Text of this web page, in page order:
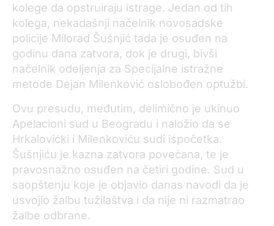
kolege da opstruiraju istrage. Jedan od tih
kolega, nekadašnji načelnik novosadske
policije Milorad Šušnjić tada je osuđen na
godinu dana zatvora, dok je drugi, bivši
načelnik odeljenja za Specijalne istražne
metode Dejan Milenković oslobođen optužbi.
Ovu presudu, međutim, delimično je ukinuo
Apelacioni sud u Beogradu i naložio da se
Hrkalovićki i Milenkoviću sudi ispočetka.
Šušnjiću je kazna zatvora povećana, te je
pravosnažno osuđen na četiri godine. Sud u
saopštenju koje je objavio danas navodi da je
usvojio žalbu tužilaštva i da nije ni razmatrao
žalbe odbrane.